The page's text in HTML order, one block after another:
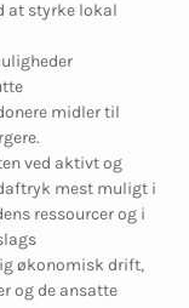
at styrke lokal
midler til
ved aktivt og
mest muligt i
ressourcer og i
økonomisk drift,
og de ansatte